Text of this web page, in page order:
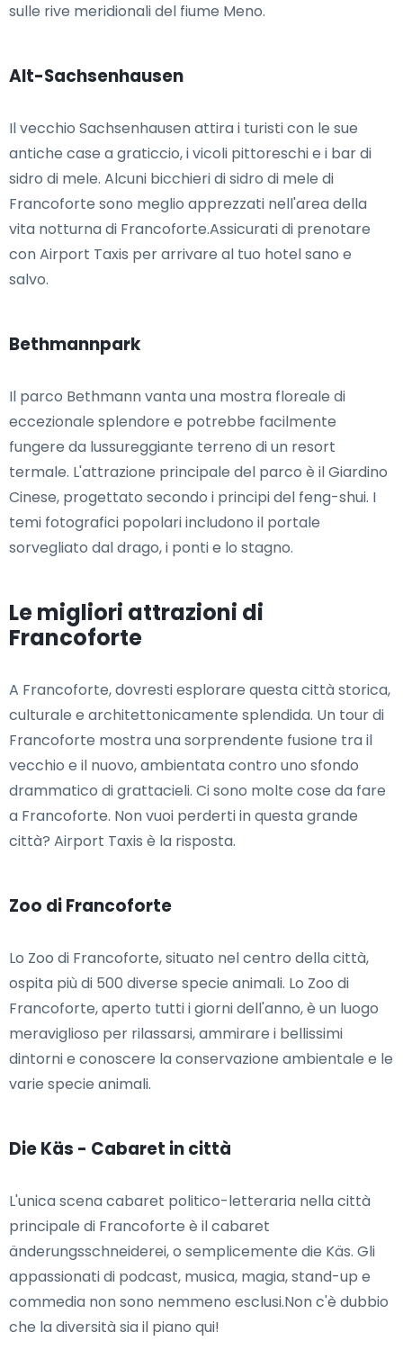
sulle rive meridionali del fiume Meno.
Alt-Sachsenhausen
Il vecchio Sachsenhausen attira i turisti con le sue
antiche case a graticcio, i vicoli pittoreschi e i bar di
sidro di mele. Alcuni bicchieri di sidro di mele di
Francoforte sono meglio apprezzati nell'area della
vita notturna di Francoforte.Assicurati di prenotare
con Airport Taxis per arrivare al tuo hotel sano e
salvo.
Bethmannpark
Il parco Bethmann vanta una mostra floreale di
eccezionale splendore e potrebbe facilmente
fungere da lussureggiante terreno di un resort
termale. L'attrazione principale del parco è il Giardino
Cinese, progettato secondo i principi del feng-shui. I
temi fotografici popolari includono il portale
sorvegliato dal drago, i ponti e lo stagno.
Le migliori attrazioni di
Francoforte
A Francoforte, dovresti esplorare questa città storica,
culturale e architettonicamente splendida. Un tour di
Francoforte mostra una sorprendente fusione tra il
vecchio e il nuovo, ambientata contro uno sfondo
drammatico di grattacieli. Ci sono molte cose da fare
a Francoforte. Non vuoi perderti in questa grande
città? Airport Taxis è la risposta.
Zoo di Francoforte
Lo Zoo di Francoforte, situato nel centro della città,
ospita più di 500 diverse specie animali. Lo Zoo di
Francoforte, aperto tutti i giorni dell'anno, è un luogo
meraviglioso per rilassarsi, ammirare i bellissimi
dintorni e conoscere la conservazione ambientale e le
varie specie animali.
Die Käs - Cabaret in città
L'unica scena cabaret politico-letteraria nella città
principale di Francoforte è il cabaret
änderungsschneiderei, o semplicemente die Käs. Gli
appassionati di podcast, musica, magia, stand-up e
commedia non sono nemmeno esclusi.Non c'è dubbio
che la diversità sia il piano qui!